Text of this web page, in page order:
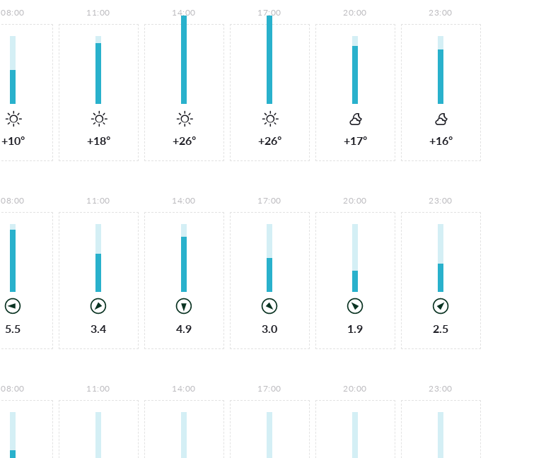
08:00
+10°
11:00
+18°
14:00
+26°
17:00
+26°
20:00
+17°
23:00
+16°
08:00
5.5
11:00
3.4
14:00
4.9
17:00
3.0
20:00
1.9
23:00
2.5
08:00 11:00 14:00 17:00 20:00 23:00